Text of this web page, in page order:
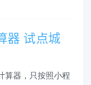
器 试点城
算器，只按照小程